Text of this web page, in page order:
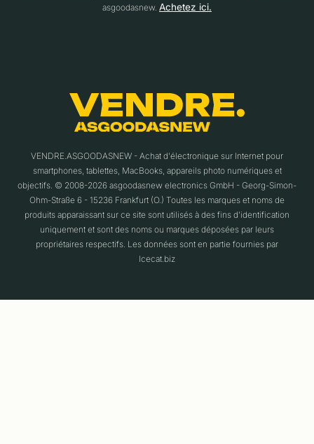
asgoodasnew. Achetez ici.
VENDRE.ASGOODASNEW - Achat d'électronique sur Internet pour
smartphones, tablettes, MacBooks, appareils photo numériques et
objectifs. © 2008-2026 asgoodasnew electronics GmbH - Georg-Simon-
Ohm-Straße 6 - 15236 Frankfurt (O.) Toutes les marques et noms de
produits apparaissant sur ce site sont utilisés à des fins d'identification
uniquement et sont des noms ou marques déposées par leurs
propriétaires respectifs. Les données sont en partie fournies par
Icecat.biz